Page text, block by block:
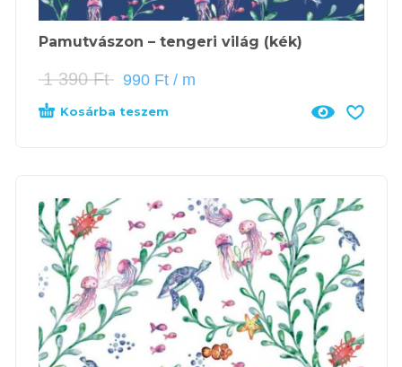
Pamutvászon – tengeri világ (kék)
1 390Ft 990 Ft / m
Kosárba teszem